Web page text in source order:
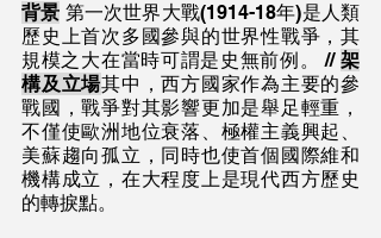
背景 第一次世界大戰(1914-18年)是人類
歷史上首次多國參與的世界性戰爭，其
規模之大在當時可謂是史無前例。 // 架
構及立場其中，西方國家作為主要的參
戰國，戰爭對其影響更加是舉足輕重，
不僅使歐洲地位衰落、極權主義興起、
美蘇趨向孤立，同時也使首個國際維和
機構成立，在大程度上是現代西方歷史
的轉捩點。